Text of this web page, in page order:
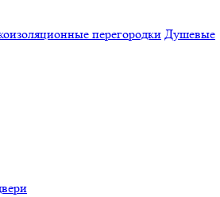
перегородки Душевые